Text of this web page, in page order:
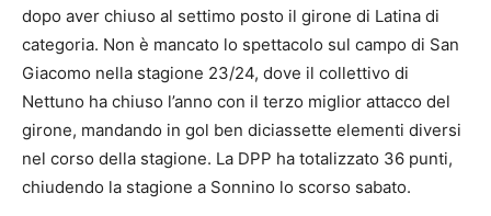
dopo aver chiuso al settimo posto il girone di Latina di
categoria. Non è mancato lo spettacolo sul campo di San
Giacomo nella stagione 23/24, dove il collettivo di
Nettuno ha chiuso l’anno con il terzo miglior attacco del
girone, mandando in gol ben diciassette elementi diversi
nel corso della stagione. La DPP ha totalizzato 36 punti,
chiudendo la stagione a Sonnino lo scorso sabato.